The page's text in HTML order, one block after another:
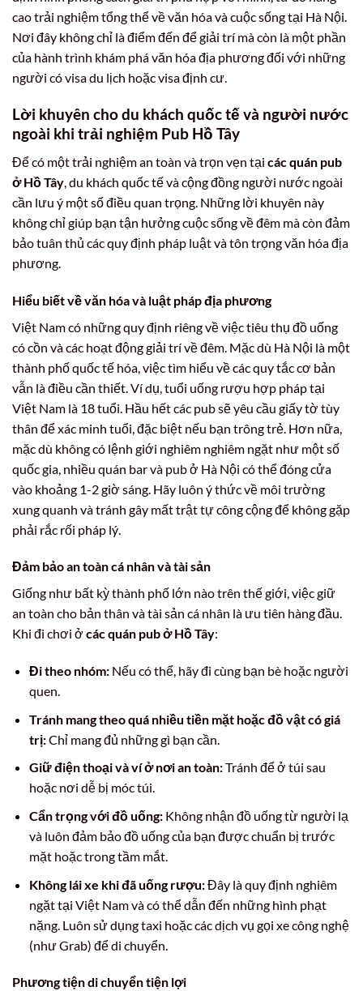
cao trải nghiệm tổng thể về văn hóa và cuộc sống tại Hà Nội.
Nơi đây không chỉ là điểm đến để giải trí mà còn là một phần
của hành trình khám phá văn hóa địa phương đối với những
người có visa du lịch hoặc visa định cư.
Lời khuyên cho du khách quốc tế và người nước
ngoài khi trải nghiệm Pub Hồ Tây
Để có một trải nghiệm an toàn và trọn vẹn tại các quán pub
ở Hồ Tây, du khách quốc tế và cộng đồng người nước ngoài
cần lưu ý một số điều quan trọng. Những lời khuyên này
không chỉ giúp bạn tận hưởng cuộc sống về đêm mà còn đảm
bảo tuân thủ các quy định pháp luật và tôn trọng văn hóa địa
phương.
Hiểu biết về văn hóa và luật pháp địa phương
Việt Nam có những quy định riêng về việc tiêu thụ đồ uống
có cồn và các hoạt động giải trí về đêm. Mặc dù Hà Nội là một
thành phố quốc tế hóa, việc tìm hiểu về các quy tắc cơ bản
vẫn là điều cần thiết. Ví dụ, tuổi uống rượu hợp pháp tại
Việt Nam là 18 tuổi. Hầu hết các pub sẽ yêu cầu giấy tờ tùy
thân để xác minh tuổi, đặc biệt nếu bạn trông trẻ. Hơn nữa,
mặc dù không có lệnh giới nghiêm nghiêm ngặt như một số
quốc gia, nhiều quán bar và pub ở Hà Nội có thể đóng cửa
vào khoảng 1-2 giờ sáng. Hãy luôn ý thức về môi trường
xung quanh và tránh gây mất trật tự công cộng để không gặp
phải rắc rối pháp lý.
Đảm bảo an toàn cá nhân và tài sản
Giống như bất kỳ thành phố lớn nào trên thế giới, việc giữ
an toàn cho bản thân và tài sản cá nhân là ưu tiên hàng đầu.
Khi đi chơi ở các quán pub ở Hồ Tây:
Đi theo nhóm:Nếu có thể, hãy đi cùng bạn bè hoặc người
quen.
Tránh mang theo quá nhiều tiền mặt hoặc đồ vật có giá
trị:Chỉ mang đủ những gì bạn cần.
Giữ điện thoại và ví ở nơi an toàn:Tránh để ở túi sau
hoặc nơi dễ bị móc túi.
Cẩn trọng với đồ uống:Không nhận đồ uống từ người lạ
và luôn đảm bảo đồ uống của bạn được chuẩn bị trước
mặt hoặc trong tầm mắt.
Không lái xe khi đã uống rượu:Đây là quy định nghiêm
ngặt tại Việt Nam và có thể dẫn đến những hình phạt
nặng. Luôn sử dụng taxi hoặc các dịch vụ gọi xe công nghệ
(như Grab) để di chuyển.
Phương tiện di chuyển tiện lợi